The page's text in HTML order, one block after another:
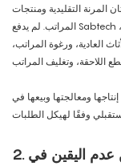
المرنة التقليدية ومنتجات
المراتب. لم يدفع Sabtech المشروع نحو تصميم منتج كامل معقد للغاية. بدلاً من ذلك،
العادية، ورغوة المراتب،
ومعالجتها وبيعها في
2. الدعم الفني ودعم التركيبات يقلل من عدم اليقين في